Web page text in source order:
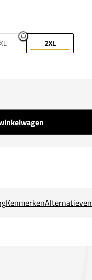
2XL
KenmerkenAlternatieven